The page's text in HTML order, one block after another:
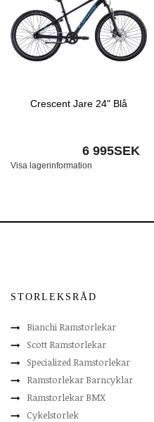
Crescent Jare 24" Blå
6 995SEK
Visa lagerinformation
STORLEKSRÅD
Bianchi Ramstorlekar
Scott Ramstorlekar
Specialized Ramstorlekar
Ramstorlekar Barncyklar
Ramstorlekar BMX
Cykelstorlek